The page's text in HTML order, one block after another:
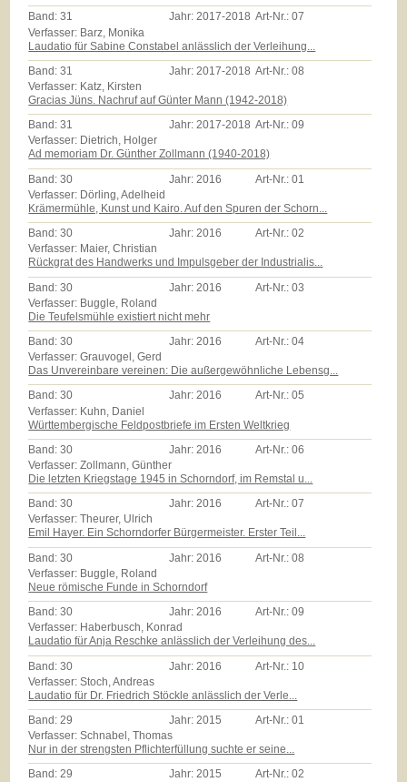
Band:31 Jahr:2017-2018 Art-Nr.:07
Verfasser: Barz, Monika
Laudatio für Sabine Constabel anlässlich der Verleihung...
Band:31 Jahr: 2017-2018 Art-Nr.:08
Verfasser: Katz, Kirsten
Gracias Jüns. Nachruf auf Günter Mann (1942-2018)
Band:31 Jahr:2017-2018 Art-Nr.:09
Verfasser: Dietrich, Holger
Ad memoriam Dr. Günther Zollmann (1940-2018)
Band:30 Jahr: 2016 Art-Nr.:01
Verfasser: Dörling, Adelheid
Krämermühle, Kunst und Kairo. Auf den Spuren der Schorn...
Band:30 Jahr:2016 Art-Nr.:02
Verfasser: Maier, Christian
Rückgrat des Handwerks und Impulsgeber der Industrialis...
Band:30 Jahr: 2016 Art-Nr.:03
Verfasser: Buggle, Roland
Die Teufelsmühle existiert nicht mehr
Band:30 Jahr:2016 Art-Nr.:04
Verfasser: Grauvogel, Gerd
Das Unvereinbare vereinen: Die außergewöhnliche Lebensg...
Band:30 Jahr:2016 Art-Nr.:05
Verfasser: Kuhn, Daniel
Württembergische Feldpostbriefe im Ersten Weltkrieg
Band:30 Jahr:2016 Art-Nr.:06
Verfasser: Zollmann, Günther
Die letzten Kriegstage 1945 in Schorndorf, im Remstal u...
Band:30 Jahr:2016 Art-Nr.:07
Verfasser: Theurer, Ulrich
Emil Hayer. Ein Schorndorfer Bürgermeister. Erster Teil...
Band:30 Jahr: 2016 Art-Nr.:08
Verfasser: Buggle, Roland
Neue römische Funde in Schorndorf
Band:30 Jahr:2016 Art-Nr.:09
Verfasser: Haberbusch, Konrad
Laudatio für Anja Reschke anlässlich der Verleihung des...
Band:30 Jahr: 2016 Art-Nr.: 10
Verfasser: Stoch, Andreas
Laudatio für Dr. Friedrich Stöckle anlässlich der Verle...
Band:29 Jahr:2015 Art-Nr.:01
Verfasser: Schnabel, Thomas
Nur in der strengsten Pflichterfüllung suchte er seine...
Band:29 Jahr:2015 Art-Nr.:02